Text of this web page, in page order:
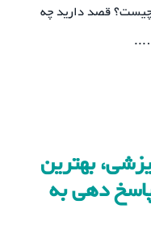
چیست؟ قصد دارید چه
بهترین
دهی به